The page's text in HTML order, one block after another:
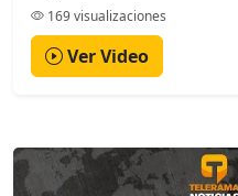
169 visualizaciones
Ver Video